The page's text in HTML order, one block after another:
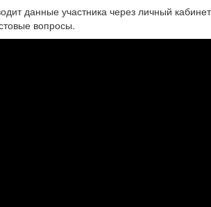
данные участника через личный
вопросы.